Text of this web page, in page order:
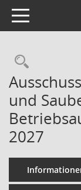
Toggle navigation
und
2027